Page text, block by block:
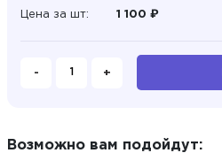
Цена за шт: 1 100 ₽
- +
Возможно вам подойдут: